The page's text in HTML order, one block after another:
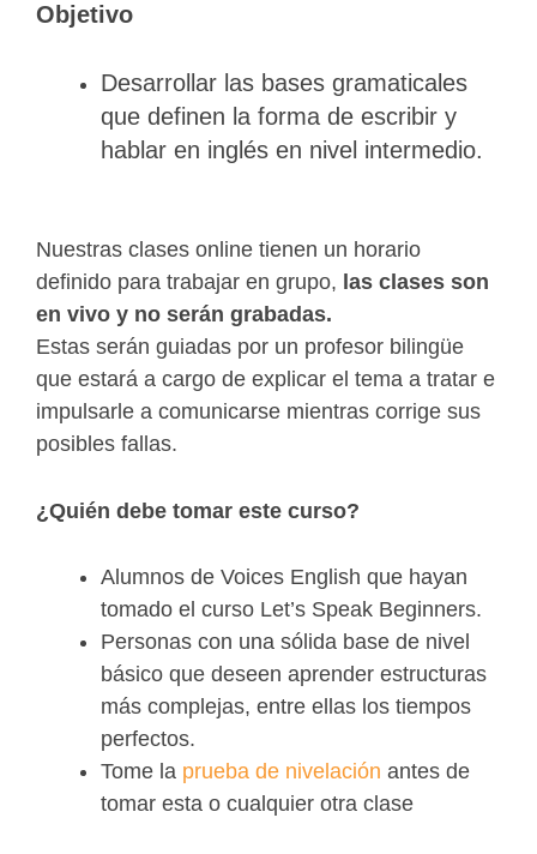
Objetivo
Desarrollar las bases gramaticales
que definen la forma de escribir y
hablar en inglés en nivel intermedio.
Nuestras clases online tienen un horario
definido para trabajar en grupo, las clases son
en vivo y no serán grabadas.
Estas serán guiadas por un profesor bilingüe
que estará a cargo de explicar el tema a tratar e
impulsarle a comunicarse mientras corrige sus
posibles fallas.
¿Quién debe tomar este curso?
Alumnos de Voices English que hayan
tomado el curso Let’s Speak Beginners.
Personas con una sólida base de nivel
básico que deseen aprender estructuras
más complejas, entre ellas los tiempos
perfectos.
Tome la prueba de nivelación antes de
tomar esta o cualquier otra clase